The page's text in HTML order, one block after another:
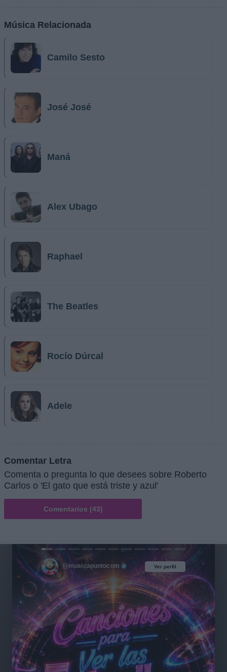
Música Relacionada
Camilo Sesto
José José
Maná
Alex Ubago
Raphael
The Beatles
Rocío Dúrcal
Adele
Comentar Letra
Comenta o pregunta lo que desees sobre Roberto
Carlos o 'El gato que está triste y azul'
Comentarios (43)
Ver perfil
@musicapuntocom Ver perfil